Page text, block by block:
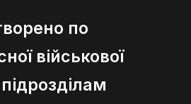
по
військової